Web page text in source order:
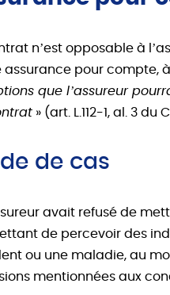
n’est opposable à
assurance pour compte,
que l’assureur
» (art. L.112-1, al. 3
de cas
avait refusé de
de percevoir des
ou une maladie, au
mentionnées aux